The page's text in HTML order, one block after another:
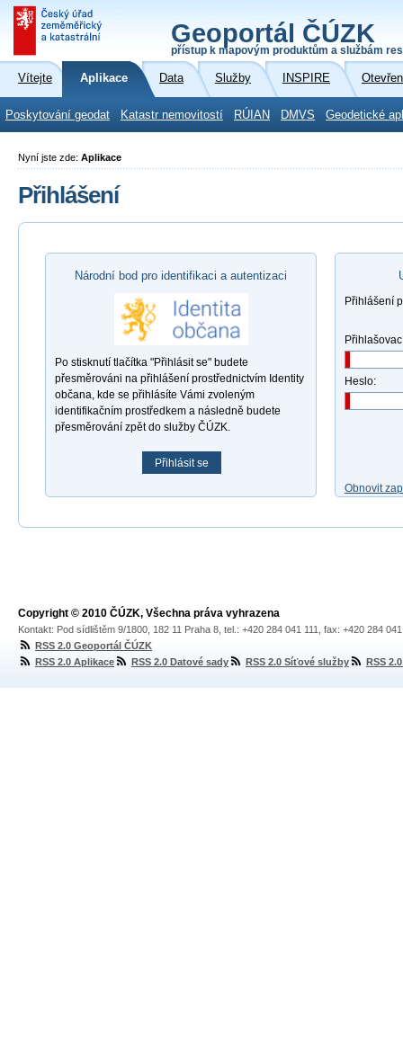
Geoportál ČÚZK
přístup k mapovým produktům a službám
Vítejte Aplikace Data Služby INSPIRE
Poskytování geodat Katastr nemovitostí RÚIAN DMVS Geodetické
Nyní jste zde: Aplikace
Přihlášení
Národní bod pro identifikaci a autentizaci
Po stisknutí tlačítka "Přihlásit se" budete
přesměrováni na přihlášení prostřednictvím Identity
občana, kde se přihlásíte Vámi zvoleným
identifikačním prostředkem a následně budete
přesměrování zpět do služby ČÚZK.
Přihlásit se
Přihlášení
Heslo:
Obnovit
Copyright © 2010 ČÚZK, Všechna práva vyhrazena
Kontakt: Pod sídlištěm 9/1800, 182 11 Praha 8, tel.: +420 284 041 111, fax: +420 284
RSS 2.0 Geoportál ČÚZK
RSS 2.0 Aplikace
RSS 2.0 Datové sady RSS 2.0 Síťové služby RSS